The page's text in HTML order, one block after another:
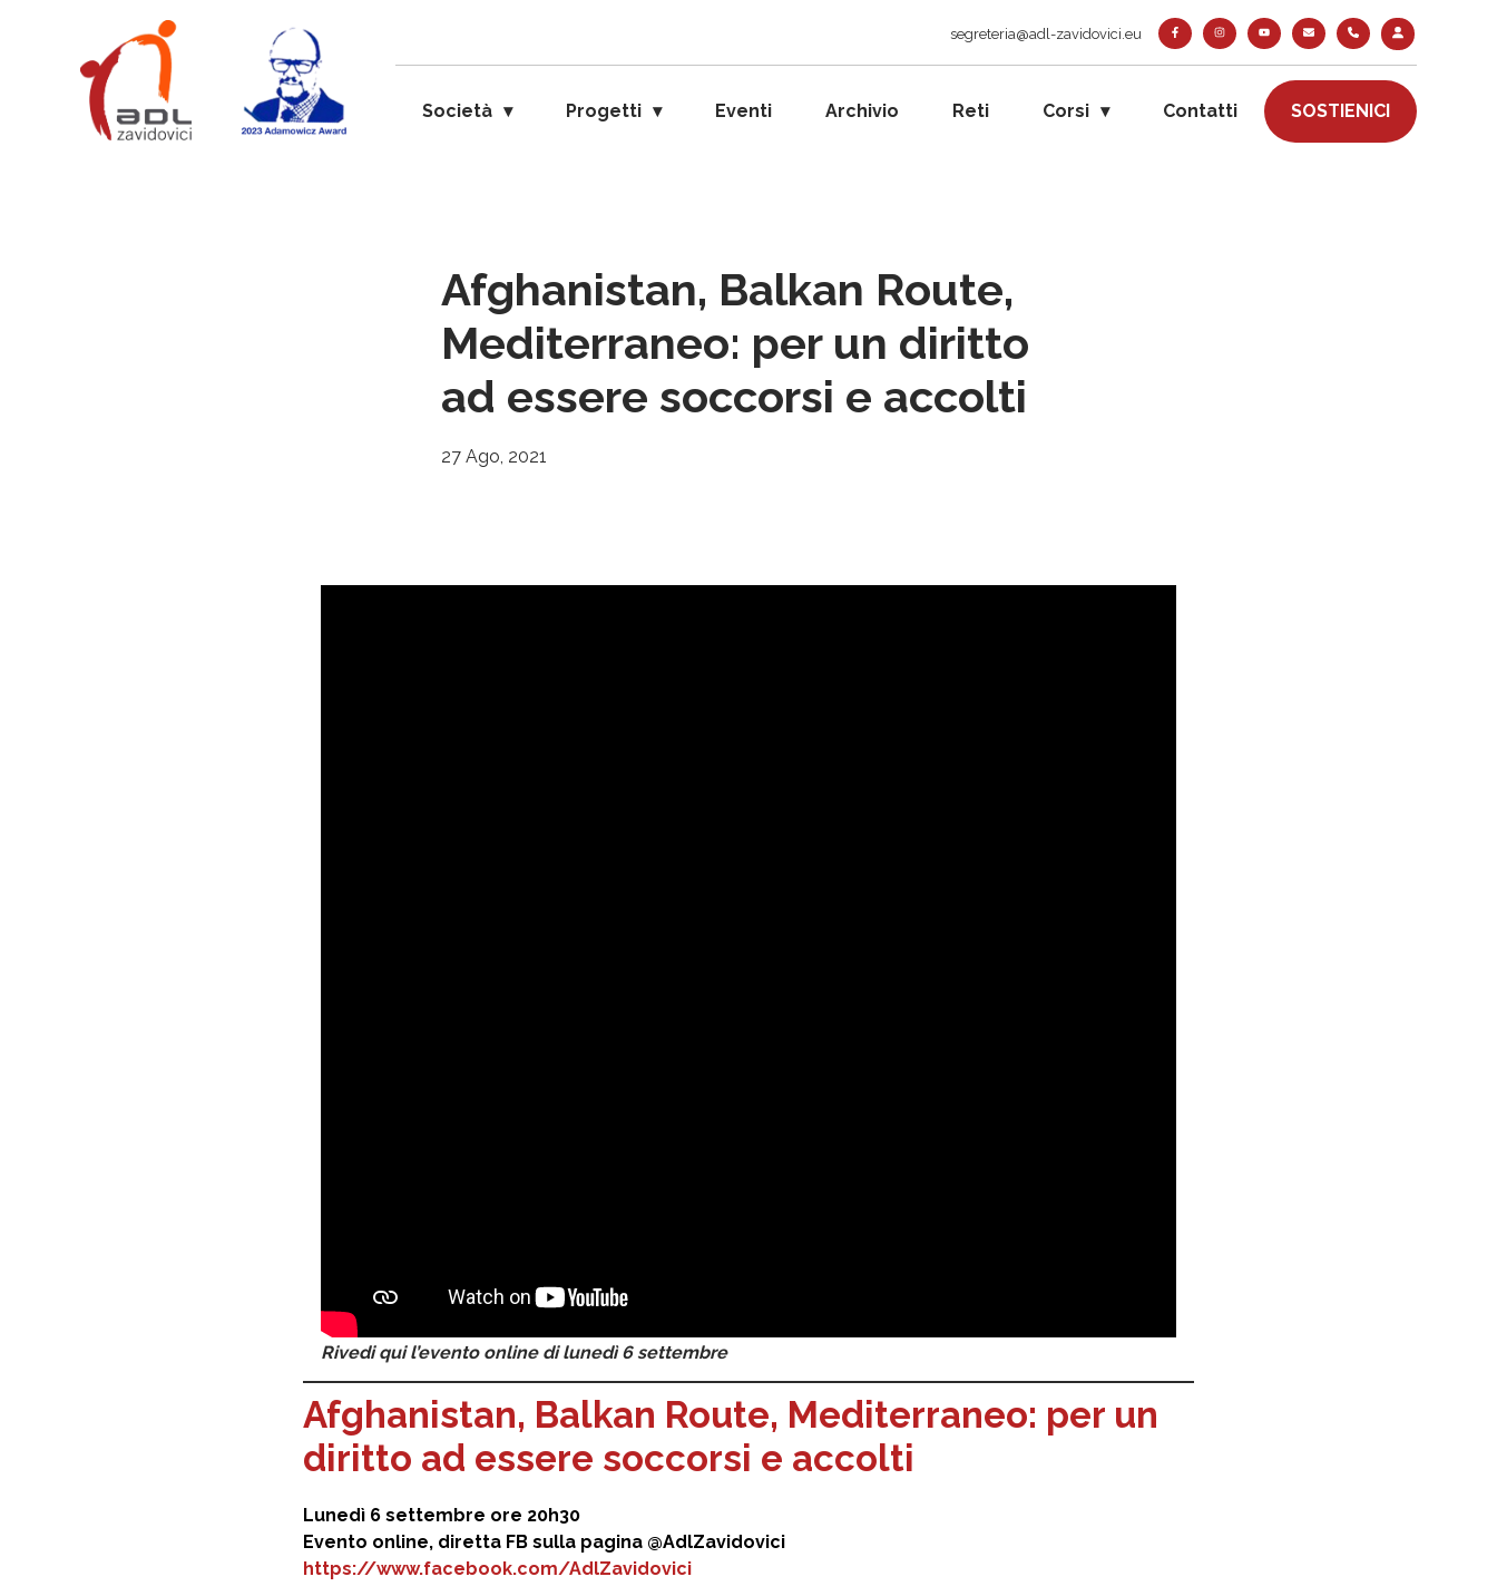
segreteria@adl-zavidovici.eu
Società Progetti Eventi Archivio Reti Corsi Contatti SOSTIENICI
Afghanistan, Balkan Route,
Mediterraneo: per un diritto
ad essere soccorsi e accolti
27 Ago, 2021
Rivedi qui l’evento online di lunedì 6 settembre
Afghanistan, Balkan Route, Mediterraneo: per un
diritto ad essere soccorsi e accolti
Lunedì 6 settembre ore 20h30
Evento online, diretta FB sulla pagina @AdlZavidovici
https://www.facebook.com/AdlZavidovici